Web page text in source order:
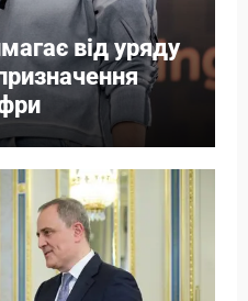
від уряду